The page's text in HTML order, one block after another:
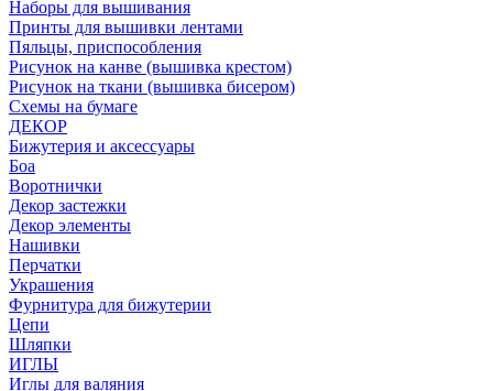
Наборы для вышивания
Принты для вышивки лентами
Пяльцы, приспособления
Рисунок на канве (вышивка крестом)
Рисунок на ткани (вышивка бисером)
Схемы на бумаге
ДЕКОР
Бижутерия и аксессуары
Боа
Воротнички
Декор застежки
Декор элементы
Нашивки
Перчатки
Украшения
Фурнитура для бижутерии
Цепи
Шляпки
ИГЛЫ
Иглы для валяния